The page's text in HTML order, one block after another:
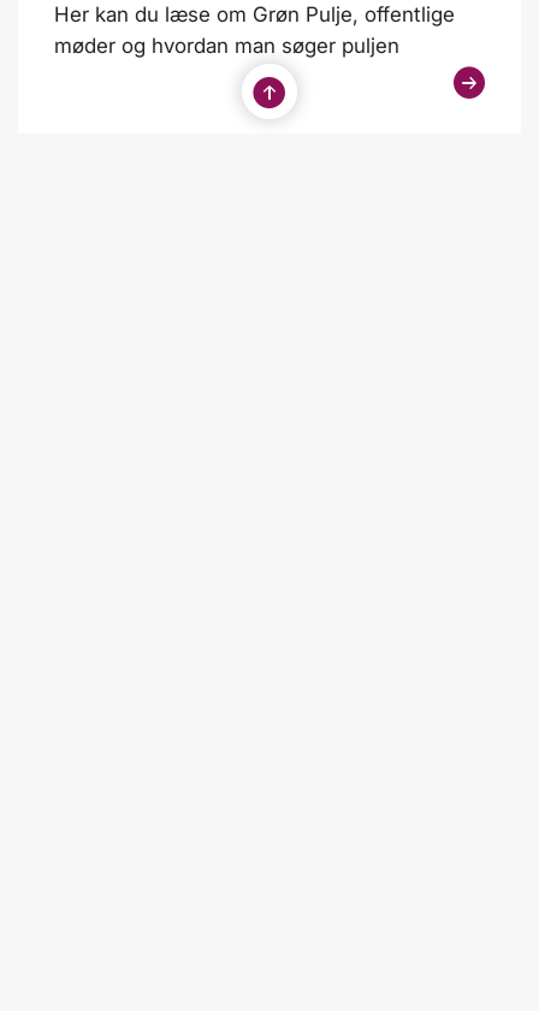
Her kan du læse om Grøn Pulje, offentlige
møder og hvordan man søger puljen